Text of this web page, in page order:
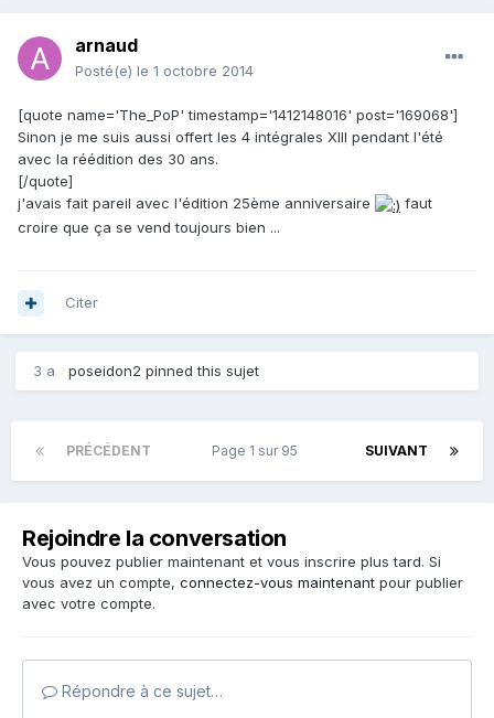
arnaud
Posté(e) le 1 octobre 2014
[quote name='The_PoP' timestamp='1412148016' post='169068']
Sinon je me suis aussi offert les 4 intégrales XIII pendant l'été
avec la réédition des 30 ans.
[/quote]
j'avais fait pareil avec l'édition 25ème anniversaire
faut
croire que ça se vend toujours bien ...
Citer
3 a poseidon2 pinned this sujet
PRÉCÉDENT SUIVANT
Page 1 sur 95
Rejoindre la conversation
Vous pouvez publier maintenant et vous inscrire plus tard. Si
vous avez un compte, connectez-vous maintenant pour publier
avec votre compte.
Répondre à ce sujet…